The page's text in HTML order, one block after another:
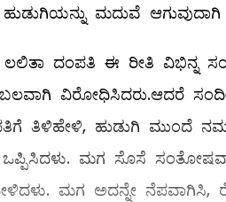
ಮದುವೆ
ದಂಪತಿ ಈ ರೀತಿ ವಿಭಿನ್ನ
ಬಲವಾಗಿ ವಿರೋಧಿಸಿದರು.ಆದರೆ
ತಿಳಿಹೇಳಿ, ಹುಡುಗಿ ಮುಂದೆ
ಮಗ ಸೊಸೆ
ಮಗ ಅದನ್ನೇ ನೆಪವಾಗಿಸಿ,